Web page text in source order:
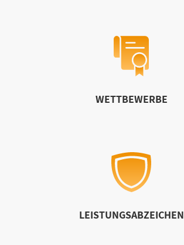
WETTBEWERBE
LEISTUNGSABZEICHEN